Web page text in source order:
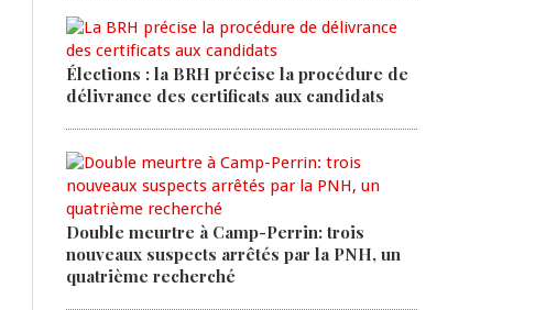
Élections : la BRH précise la procédure de
délivrance des certificats aux candidats
Double meurtre à Camp-Perrin: trois
nouveaux suspects arrêtés par la PNH, un
quatrième recherché